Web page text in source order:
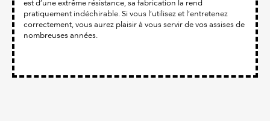
est d’une extrême résistance, sa fabrication la rend
pratiquement indéchirable. Si vous l’utilisez et l’entretenez
correctement, vous aurez plaisir à vous servir de vos assises de
nombreuses années.